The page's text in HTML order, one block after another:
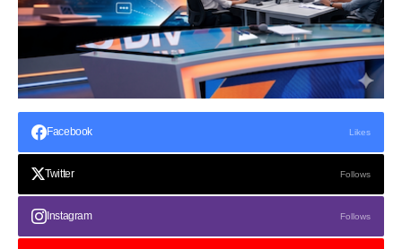
Facebook Likes
Twitter Follows
Instagram Follows